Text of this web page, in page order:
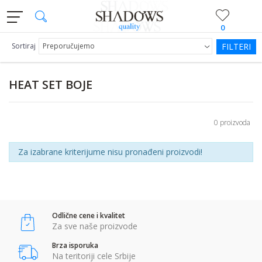
0
HEAT SET BOJE
Sortiraj FILTERI
0 proizvoda
Za izabrane kriterijume nisu pronađeni proizvodi!
Odlične cene i kvalitet
Za sve naše proizvode
Brza isporuka
Na teritoriji cele Srbije